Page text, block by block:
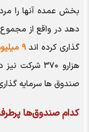
بخش عمده آنها را
دهد در واقع از
گذاری کرده اند۹ میلیون ۶۳۹ هزار نفر حقیقی
هزارو ۳۷۰
صندوق ها سرمایه
کدام صندوق‌ها